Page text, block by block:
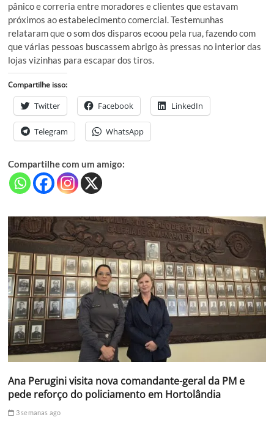
pânico e correria entre moradores e clientes que estavam
próximos ao estabelecimento comercial. Testemunhas
relataram que o som dos disparos ecoou pela rua, fazendo com
que várias pessoas buscassem abrigo às pressas no interior das
lojas vizinhas para escapar dos tiros.
Compartilhe isso:
Twitter Facebook LinkedIn
Telegram WhatsApp
Compartilhe com um amigo:
Ana Perugini visita nova comandante-geral da PM e
pede reforço do policiamento em Hortolândia
3 semanas ago